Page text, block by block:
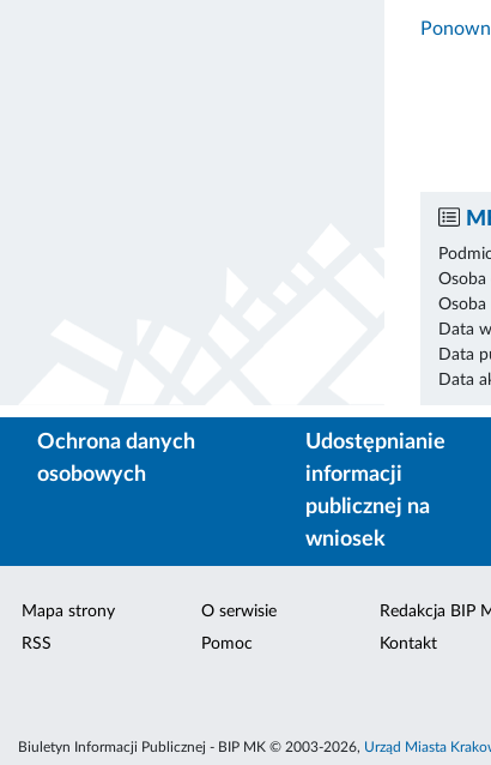
Osoba
Osoba
Data
Data
Data
Ochrona danych
osobowych
Udostępnianie
informacji
publicznej na
wniosek
Mapa strony
RSS
O serwisie
Pomoc
Redakcja BIP
Kontakt
Biuletyn Informacji Publicznej - BIP MK © 2003-2026, Urząd Miasta